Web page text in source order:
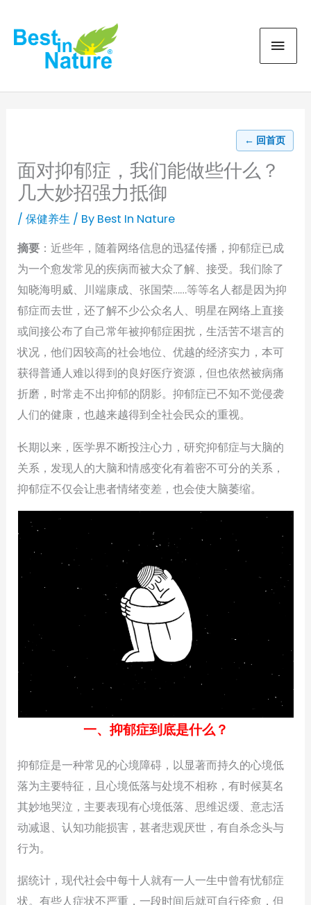
content
← 回首页
面对抑郁症，我们能做些什么？
几大妙招强力抵御
/保健养生 / By Best In Nature
摘要 ：近些年，随着网络信息的迅猛传播，抑郁症已成
为一个愈发常见的疾病而被大众了解、接受。我们除了
知晓海明威、川端康成、张国荣……等等名人都是因为抑
郁症而去世，还了解不少公众名人、明星在网络上直接
或间接公布了自己常年被抑郁症困扰，生活苦不堪言的
状况，他们因较高的社会地位、优越的经济实力，本可
获得普通人难以得到的良好医疗资源，但也依然被病痛
折磨，时常走不出抑郁的阴影。抑郁症已不知不觉侵袭
人们的健康，也越来越得到全社会民众的重视。
长期以来，医学界不断投注心力，研究抑郁症与大脑的
关系，发现人的大脑和情感变化有着密不可分的关系，
抑郁症不仅会让患者情绪变差，也会使大脑萎缩。
一、抑郁症到底是什么？
抑郁症是一种常见的心境障碍，以显著而持久的心境低
落为主要特征，且心境低落与处境不相称，有时候莫名
其妙地哭泣，主要表现有心境低落、思维迟缓、意志活
动减退、认知功能损害，甚者悲观厌世，有自杀念头与
行为。
据统计，现代社会中每十人就有一人一生中曾有忧郁症
状。有些人症状不严重，一段时间后就可自行痊愈，但